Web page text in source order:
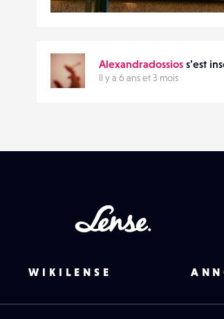
PARTAGER 1
18
Alexandradossios s'est
Il y a 6 ans et 3 mois
WIKILENSE